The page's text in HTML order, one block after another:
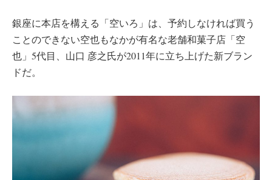
銀座に本店を構える「空いろ」は、予約しなければ買う
ことのできない空也もなかが有名な老舗和菓子店「空
也」5代目、山口 彦之氏が2011年に立ち上げた新ブラン
ドだ。